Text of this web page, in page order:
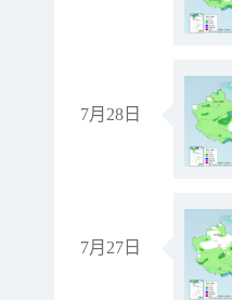
7月28日
7月27日